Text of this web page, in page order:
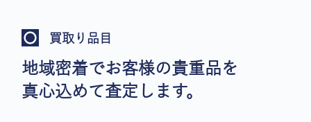
買取り品目
地域密着でお客様の貴重品を
真心込めて査定します。